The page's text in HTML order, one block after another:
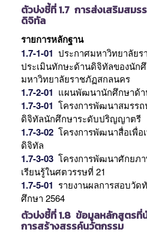
ตัวบ่งชี้ที่ 1.7 การส่งเสริมสมร
ดิจิทัล
รายการหลักฐาน
1.7-1-01 ประกาศมหาวิทยาลัยร
ประเมินทักษะด้านดิจิทัลของนั
มหาวิทยาลัยราชภัฏสกลนคร
1.7-2-01 แผนพัฒนานักศึกษาด้
1.7-3-01 โครงการพัฒนาสมรร
ดิจิทัลนักศึกษาระดับปริญญาตรี
1.7-3-02 โครงการพัฒนาสื่อเพื่อ
ดิจิทัล
1.7-3-03 โครงการพัฒนาศักยภ
เรียนรู้ในศตวรรษที่ 21
1.7-5-01 รายงานผลการสอบวั
ศึกษา 2564
ตัวบ่งชี้ที่ 1.8 ข้อมูลหลักสูตรที่
การสร้างสรรค์นวัตกรรม